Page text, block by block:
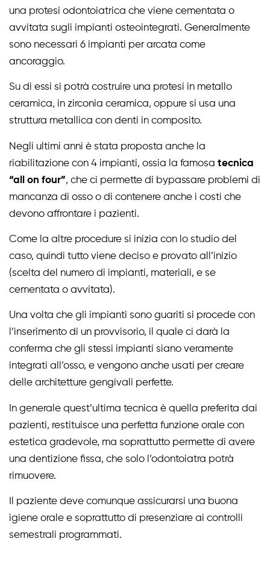
una protesi odontoiatrica che viene cementata o
avvitata sugli impianti osteointegrati. Generalmente
sono necessari 6 impianti per arcata come
ancoraggio.
Su di essi si potrà costruire una protesi in metallo
ceramica, in zirconia ceramica, oppure si usa una
struttura metallica con denti in composito.
Negli ultimi anni è stata proposta anche la
riabilitazione con 4 impianti, ossia la famosa tecnica
“all on four”, che ci permette di bypassare problemi di
mancanza di osso o di contenere anche i costi che
devono affrontare i pazienti.
Come la altre procedure si inizia con lo studio del
caso, quindi tutto viene deciso e provato all’inizio
(scelta del numero di impianti, materiali, e se
cementata o avvitata).
Una volta che gli impianti sono guariti si procede con
l’inserimento di un provvisorio, il quale ci darà la
conferma che gli stessi impianti siano veramente
integrati all’osso, e vengono anche usati per creare
delle architetture gengivali perfette.
In generale quest’ultima tecnica è quella preferita dai
pazienti, restituisce una perfetta funzione orale con
estetica gradevole, ma soprattutto permette di avere
una dentizione fissa, che solo l’odontoiatra potrà
rimuovere.
Il paziente deve comunque assicurarsi una buona
igiene orale e soprattutto di presenziare ai controlli
semestrali programmati.